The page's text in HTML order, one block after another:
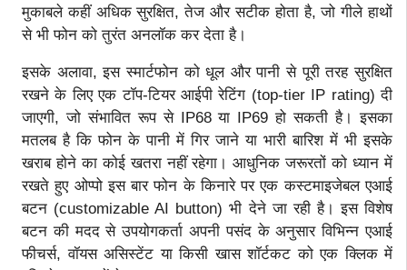
मुकाबले कहीं अधिक सुरक्षित, तेज और सटीक होता है, जो गीले हाथों
से भी फोन को तुरंत अनलॉक कर देता है।
इसके अलावा, इस स्मार्टफोन को धूल और पानी से पूरी तरह सुरक्षित
रखने के लिए एक टॉप-टियर आईपी रेटिंग (top-tier IP rating) दी
जाएगी, जो संभावित रूप से IP68 या IP69 हो सकती है। इसका
मतलब है कि फोन के पानी में गिर जाने या भारी बारिश में भी इसके
खराब होने का कोई खतरा नहीं रहेगा। आधुनिक जरूरतों को ध्यान में
रखते हुए ओप्पो इस बार फोन के किनारे पर एक कस्टमाइजेबल एआई
बटन (customizable AI button) भी देने जा रही है। इस विशेष
बटन की मदद से उपयोगकर्ता अपनी पसंद के अनुसार विभिन्न एआई
फीचर्स, वॉयस असिस्टेंट या किसी खास शॉर्टकट को एक क्लिक में